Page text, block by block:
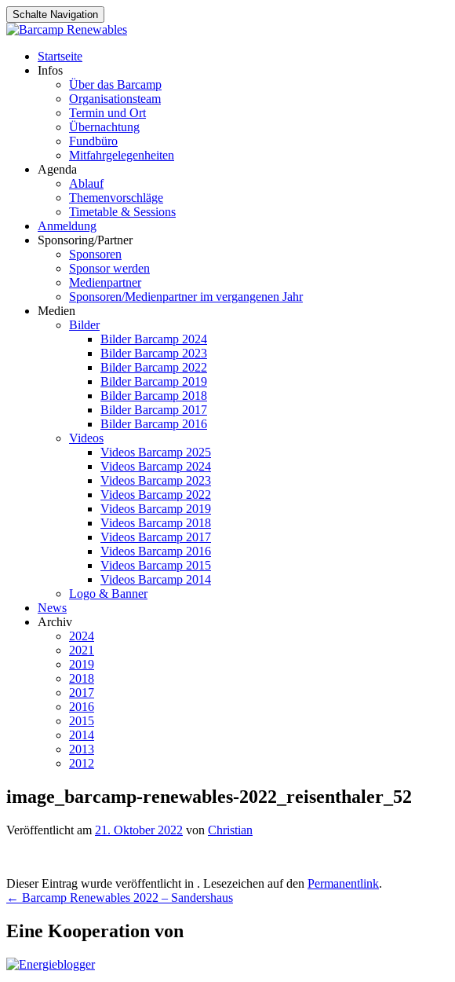
Schalte Navigation
Zum
Inhalt
Startseite
Infos
Über das Barcamp
Organisationsteam
Termin und Ort
Übernachtung
Fundbüro
Mitfahrgelegenheiten
Agenda
Ablauf
Themenvorschläge
Timetable & Sessions
Anmeldung
Sponsoring/Partner
Sponsoren
Sponsor werden
Medienpartner
Sponsoren/Medienpartner im vergangenen Jahr
Medien
Bilder
Bilder Barcamp 2024
Bilder Barcamp 2023
Bilder Barcamp 2022
Bilder Barcamp 2019
Bilder Barcamp 2018
Bilder Barcamp 2017
Bilder Barcamp 2016
Videos
Videos Barcamp 2025
Videos Barcamp 2024
Videos Barcamp 2023
Videos Barcamp 2022
Videos Barcamp 2019
Videos Barcamp 2018
Videos Barcamp 2017
Videos Barcamp 2016
Videos Barcamp 2015
Videos Barcamp 2014
Logo & Banner
News
Archiv
2024
2021
2019
2018
2017
2016
2015
2014
2013
2012
image_barcamp-renewables-2022_reisenthaler_52
Veröffentlicht am 21. Oktober 2022 von Christian
Dieser Eintrag wurde veröffentlicht in . Lesezeichen auf den Permanentlink.
Beitragsnavigation
← Barcamp Renewables 2022 – Sandershaus
Eine Kooperation von